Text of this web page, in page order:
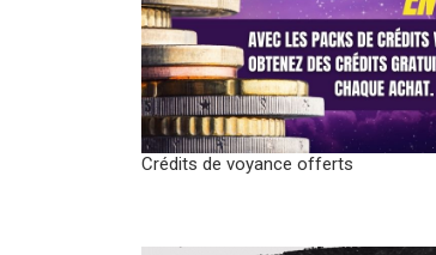
Crédits de voyance offerts